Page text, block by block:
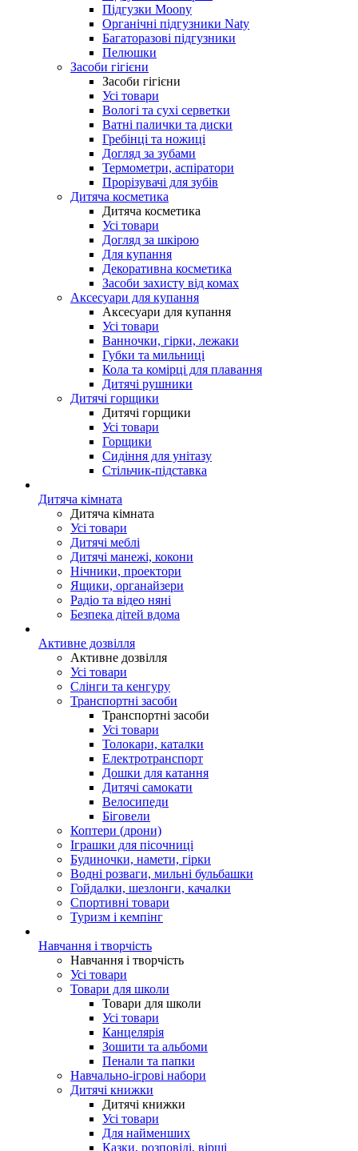
Підгузки Moony
Органічні підгузники Naty
Багаторазові підгузники
Пелюшки
Засоби гігієни
Засоби гігієни
Усі товари
Вологі та сухі серветки
Ватні палички та диски
Гребінці та ножиці
Догляд за зубами
Термометри, аспіратори
Прорізувачі для зубів
Дитяча косметика
Дитяча косметика
Усі товари
Догляд за шкірою
Для купання
Декоративна косметика
Засоби захисту від комах
Аксесуари для купання
Аксесуари для купання
Усі товари
Ванночки, гірки, лежаки
Губки та мильниці
Кола та комірці для плавання
Дитячі рушники
Дитячі горщики
Дитячі горщики
Усі товари
Горщики
Сидіння для унітазу
Стільчик-підставка
Дитяча кімната
Дитяча кімната
Усі товари
Дитячі меблі
Дитячі манежі, кокони
Нічники, проектори
Ящики, органайзери
Радіо та відео няні
Безпека дітей вдома
Активне дозвілля
Активне дозвілля
Усі товари
Слінги та кенгуру
Транспортні засоби
Транспортні засоби
Усі товари
Толокари, каталки
Електротранспорт
Дошки для катання
Дитячі самокати
Велосипеди
Біговели
Коптери (дрони)
Іграшки для пісочниці
Будиночки, намети, гірки
Водні розваги, мильні бульбашки
Гойдалки, шезлонги, качалки
Спортивні товари
Туризм і кемпінг
Навчання і творчість
Навчання і творчість
Усі товари
Товари для школи
Товари для школи
Усі товари
Канцелярія
Зошити та альбоми
Пенали та папки
Навчально-ігрові набори
Дитячі книжки
Дитячі книжки
Усі товари
Для найменших
Казки, розповіді, вірші